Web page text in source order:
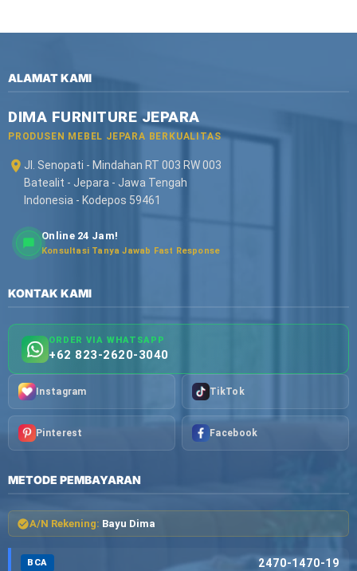
ALAMAT KAMI
DIMA FURNITURE JEPARA
PRODUSEN MEBEL JEPARA BERKUALITAS
Jl. Senopati - Mindahan RT 003 RW 003
Batealit - Jepara - Jawa Tengah
Indonesia - Kodepos 59461
Online 24 Jam!
Konsultasi Tanya Jawab Fast Response
KONTAK KAMI
ORDER VIA WHATSAPP
+62 823-2620-3040
Instagram TikTok
Pinterest Facebook
METODE PEMBAYARAN
A/N Rekening: Bayu Dima
BCA 2470-1470-19